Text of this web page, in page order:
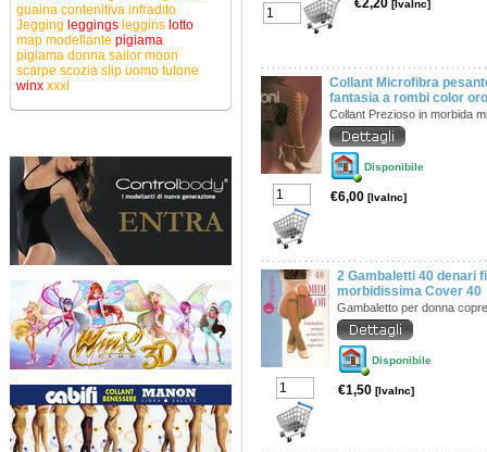
guaina contenitiva infradito
Jegging leggings leggins lotto
map modellante pigiama
pigiama donna sailor moon
scarpe scozia slip uomo tutone
winx xxxl
€2,20 [IvaInc]
Collant Microfibra
fantasia a rombi color
Collant Prezioso in morbida
Disponibile
€6,00 [IvaInc]
2 Gambaletti 40 denari
morbidissima Cover 40
Gambaletto per donna
Disponibile
€1,50 [IvaInc]